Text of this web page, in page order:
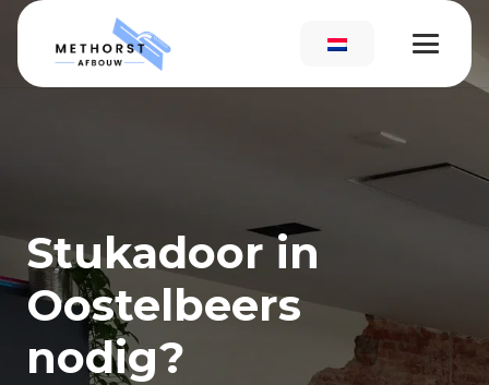
Stukadoor in
Oostelbeers
nodig?